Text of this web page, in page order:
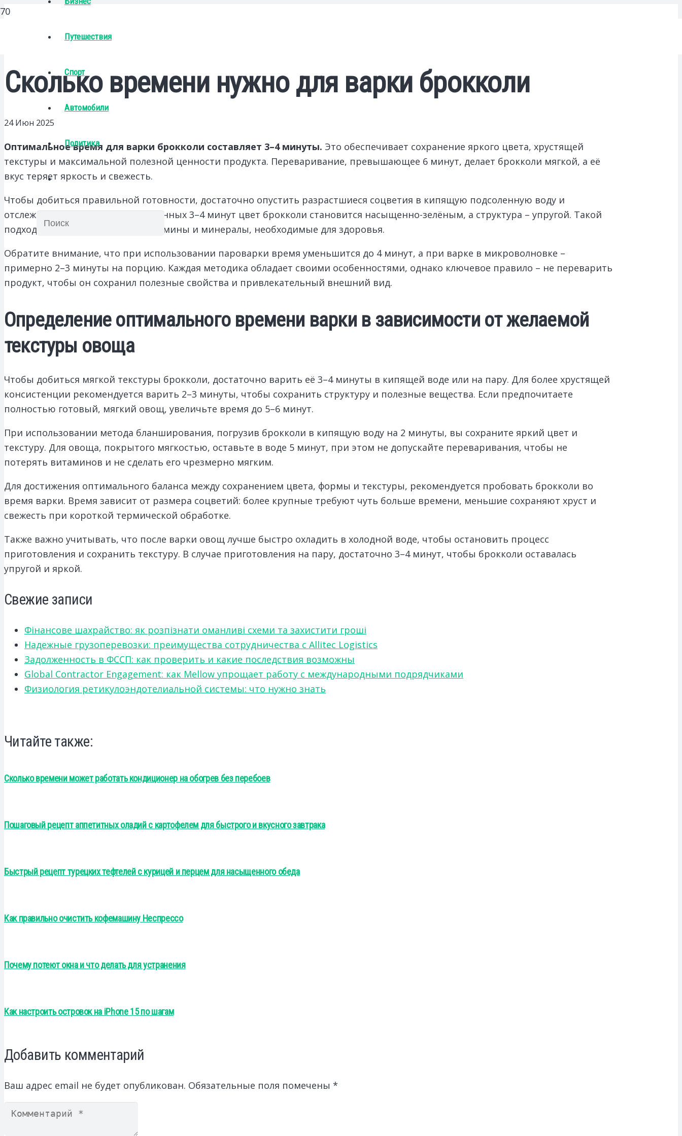
Путешествия
Спорт
Автомобили
Политика
Сколько времени нужно для варки брокколи
24 Июн 2025
Оптимальное время для варки брокколи составляет 3–4 минуты. Это обеспечивает сохранение яркого цвета, хрустящей
текстуры и максимальной полезной ценности продукта. Переваривание, превышающее 6 минут, делает брокколи мягкой, а её
вкус теряет яркость и свежесть.
Чтобы добиться правильной готовности, достаточно опустить разрастшиеся соцветия в кипящую подсоленную воду и
отслеживать процесс. После указанных 3–4 минут цвет брокколи становится насыщенно-зелёным, а структура – упругой. Такой
подход позволяет сохранить витамины и минералы, необходимые для здоровья.
Обратите внимание, что при использовании пароварки время уменьшится до 4 минут, а при варке в микроволновке –
примерно 2–3 минуты на порцию. Каждая методика обладает своими особенностями, однако ключевое правило – не переварить
продукт, чтобы он сохранил полезные свойства и привлекательный внешний вид.
Определение оптимального времени варки в зависимости от желаемой
текстуры овоща
Чтобы добиться мягкой текстуры брокколи, достаточно варить её 3–4 минуты в кипящей воде или на пару. Для более хрустящей
консистенции рекомендуется варить 2–3 минуты, чтобы сохранить структуру и полезные вещества. Если предпочитаете
полностью готовый, мягкий овощ, увеличьте время до 5–6 минут.
При использовании метода бланширования, погрузив брокколи в кипящую воду на 2 минуты, вы сохраните яркий цвет и
текстуру. Для овоща, покрытого мягкостью, оставьте в воде 5 минут, при этом не допускайте переваривания, чтобы не
потерять витаминов и не сделать его чрезмерно мягким.
Для достижения оптимального баланса между сохранением цвета, формы и текстуры, рекомендуется пробовать брокколи во
время варки. Время зависит от размера соцветий: более крупные требуют чуть больше времени, меньшие сохраняют хруст и
свежесть при короткой термической обработке.
Также важно учитывать, что после варки овощ лучше быстро охладить в холодной воде, чтобы остановить процесс
приготовления и сохранить текстуру. В случае приготовления на пару, достаточно 3–4 минут, чтобы брокколи оставалась
упругой и яркой.
Свежие записи
Фінансове шахрайство: як розпізнати оманливі схеми та захистити гроші
Надежные грузоперевозки: преимущества сотрудничества с Allitec Logistics
Задолженность в ФССП: как проверить и какие последствия возможны
Global Contractor Engagement: как Mellow упрощает работу с международными подрядчиками
Физиология ретикулоэндотелиальной системы: что нужно знать
Читайте также:
Сколько времени может работать кондиционер на обогрев без перебоев
Пошаговый рецепт аппетитных оладий с картофелем для быстрого и вкусного завтрака
Быстрый рецепт турецких тефтелей с курицей и перцем для насыщенного обеда
Как правильно очистить кофемашину Неспрессо
Почему потеют окна и что делать для устранения
Как настроить островок на iPhone 15 по шагам
Добавить комментарий
Ваш адрес email не будет опубликован. Обязательные поля помечены *